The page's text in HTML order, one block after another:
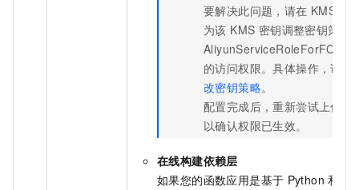
要解决此问题，请在 KMS 控
为该 KMS 密钥调整密钥策略
AliyunServiceRoleForFC 服
的访问权限。具体操作，请参
改密钥策略。
配置完成后，重新尝试上传层
以确认权限已生效。
在线构建依赖层
如果您的函数应用是基于 Python 和